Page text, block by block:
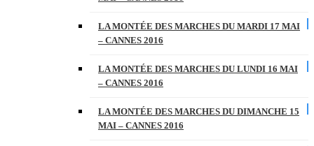
LA MONTÉE DES MARCHES DU MARDI 17 MAI
– CANNES 2016
LA MONTÉE DES MARCHES DU LUNDI 16 MAI
– CANNES 2016
LA MONTÉE DES MARCHES DU DIMANCHE 15
MAI – CANNES 2016